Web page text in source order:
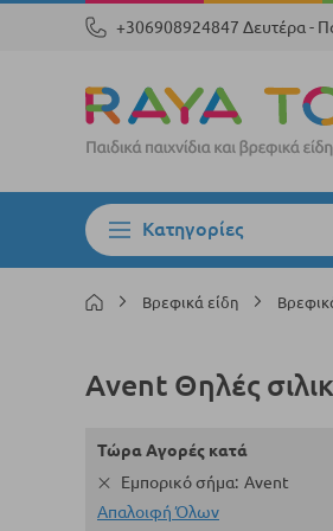
+306908924847 Δευτέρα -
Κατηγορίες
Βρεφικά είδη
Avent Θηλές
Τώρα Αγορές κατά
Εμπορικό σήμα Avent
Απαλοιφή Όλων